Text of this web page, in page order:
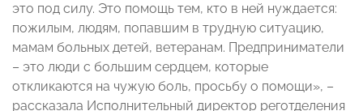
это под силу. Это помощь тем, кто в ней нуждается:
пожилым, людям, попавшим в трудную ситуацию,
мамам больных детей, ветеранам. Предприниматели
– это люди с большим сердцем, которые
откликаются на чужую боль, просьбу о помощи», –
рассказала Исполнительный директор реготделения